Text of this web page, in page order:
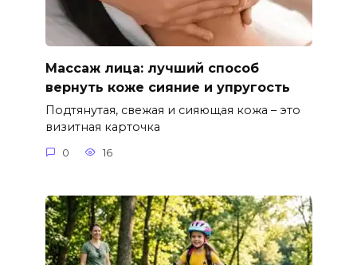
Массаж лица: лучший способ
вернуть коже сияние и упругость
Подтянутая, свежая и сияющая кожа – это
визитная карточка
0 16